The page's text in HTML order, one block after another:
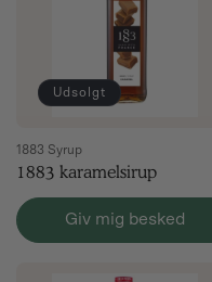
Udsolgt
1883 Syrup
1883 karamelsirup
Giv mig besked